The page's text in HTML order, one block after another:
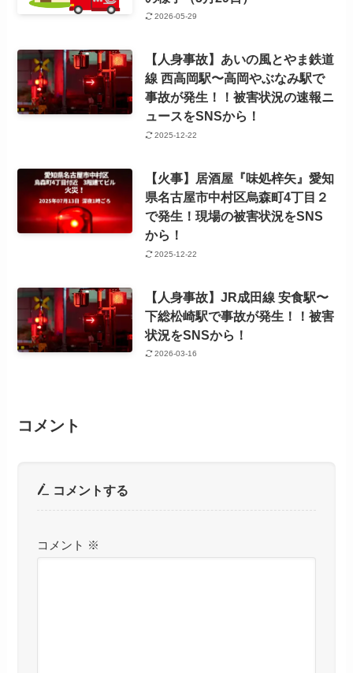
2026-05-29
【人身事故】あいの風とやま鉄道
線 西高岡駅〜高岡やぶなみ駅で
事故が発生！！被害状況の速報ニ
ュースをSNSから！
2025-12-22
【火事】居酒屋『味処梓矢』愛知
県名古屋市中村区烏森町4丁目２
で発生！現場の被害状況をSNS
から！
2025-12-22
【人身事故】JR成田線 安食駅〜
下総松崎駅で事故が発生！！被害
状況をSNSから！
2026-03-16
コメント
コメントする
コメント ※